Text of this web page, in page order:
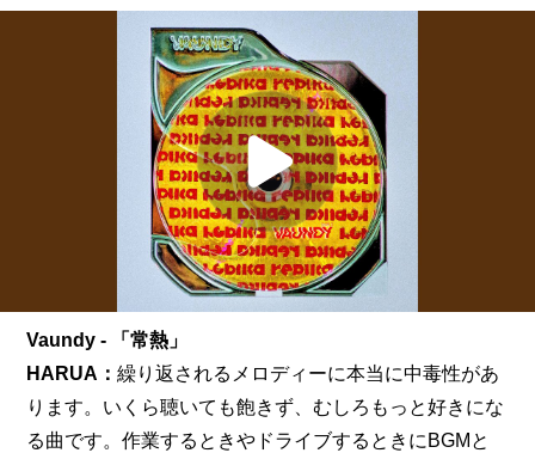
Vaundy - 「常熱」
HARUA：繰り返されるメロディーに本当に中毒性があ
ります。いくら聴いても飽きず、むしろもっと好きにな
る曲です。作業するときやドライブするときにBGMと